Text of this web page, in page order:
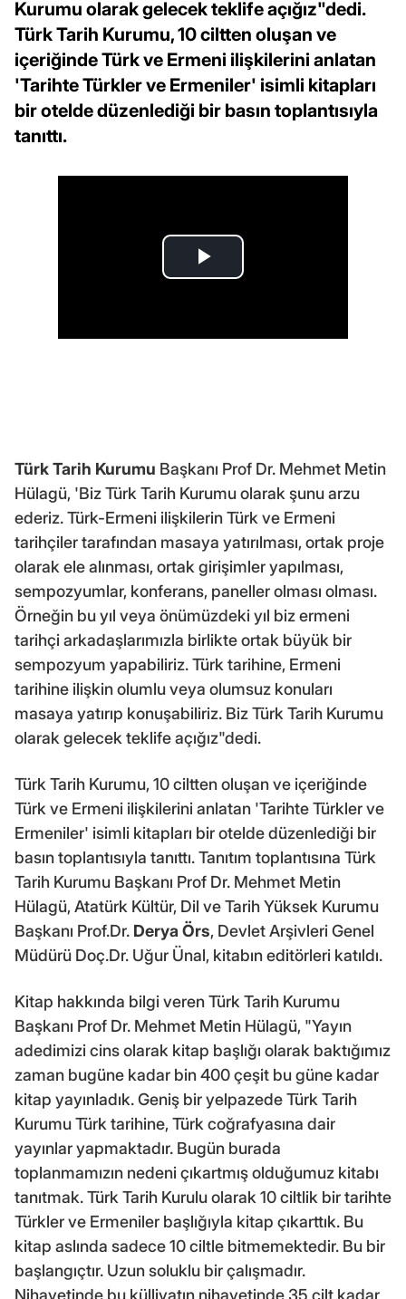
Kurumu olarak gelecek teklife açığız"dedi.
Türk Tarih Kurumu, 10 ciltten oluşan ve
içeriğinde Türk ve Ermeni ilişkilerini anlatan
'Tarihte Türkler ve Ermeniler' isimli kitapları
bir otelde düzenlediği bir basın toplantısıyla
tanıttı.
Türk Tarih Kurumu Başkanı Prof Dr. Mehmet Metin
Hülagü, 'Biz Türk Tarih Kurumu olarak şunu arzu
ederiz. Türk-Ermeni ilişkilerin Türk ve Ermeni
tarihçiler tarafından masaya yatırılması, ortak proje
olarak ele alınması, ortak girişimler yapılması,
sempozyumlar, konferans, paneller olması olması.
Örneğin bu yıl veya önümüzdeki yıl biz ermeni
tarihçi arkadaşlarımızla birlikte ortak büyük bir
sempozyum yapabiliriz. Türk tarihine, Ermeni
tarihine ilişkin olumlu veya olumsuz konuları
masaya yatırıp konuşabiliriz. Biz Türk Tarih Kurumu
olarak gelecek teklife açığız"dedi.
Türk Tarih Kurumu, 10 ciltten oluşan ve içeriğinde
Türk ve Ermeni ilişkilerini anlatan 'Tarihte Türkler ve
Ermeniler' isimli kitapları bir otelde düzenlediği bir
basın toplantısıyla tanıttı. Tanıtım toplantısına Türk
Tarih Kurumu Başkanı Prof Dr. Mehmet Metin
Hülagü, Atatürk Kültür, Dil ve Tarih Yüksek Kurumu
Başkanı Prof.Dr. Derya Örs, Devlet Arşivleri Genel
Müdürü Doç.Dr. Uğur Ünal, kitabın editörleri katıldı.
Kitap hakkında bilgi veren Türk Tarih Kurumu
Başkanı Prof Dr. Mehmet Metin Hülagü, "Yayın
adedimizi cins olarak kitap başlığı olarak baktığımız
zaman bugüne kadar bin 400 çeşit bu güne kadar
kitap yayınladık. Geniş bir yelpazede Türk Tarih
Kurumu Türk tarihine, Türk coğrafyasına dair
yayınlar yapmaktadır. Bugün burada
toplanmamızın nedeni çıkartmış olduğumuz kitabı
tanıtmak. Türk Tarih Kurulu olarak 10 ciltlik bir tarihte
Türkler ve Ermeniler başlığıyla kitap çıkarttık. Bu
kitap aslında sadece 10 ciltle bitmemektedir. Bu bir
başlangıçtır. Uzun soluklu bir çalışmadır.
Nihayetinde bu külliyatın nihayetinde 35 cilt kadar